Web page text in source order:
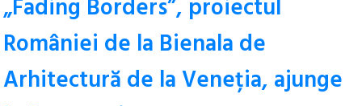
„Fading Borders”, proiectul
României de la Bienala de
Arhitectură de la Veneția, ajunge